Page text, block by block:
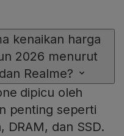
kenaikan harga
2026 menurut
Realme?
dipicu oleh
penting seperti
DRAM, dan SSD.